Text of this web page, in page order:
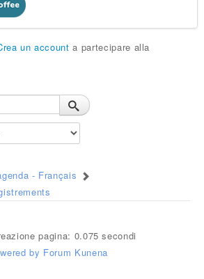
un account a partecipare alla
- Français
pagina: 0.075 secondi
by Forum Kunena